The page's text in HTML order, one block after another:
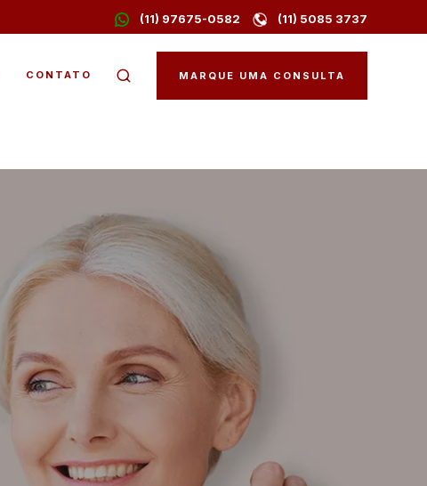
(11) 5085 3737
(11) 97675-0582
CONTATO MARQUE UMA CONSULTA